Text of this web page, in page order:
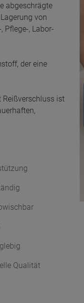
abgeschrägte
von
Pflege-, Labor-
der eine
Reißverschluss ist
Qualität